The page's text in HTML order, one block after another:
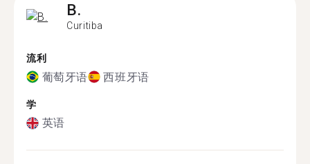
B.
Curitiba
流利
葡萄牙语 西班牙语
学
英语